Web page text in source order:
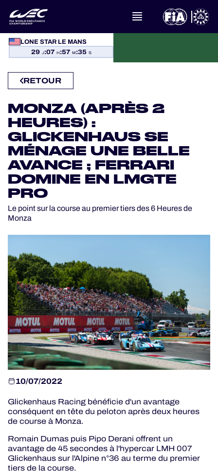
LONE STAR LE MANS
29 J:07 H:57 M:34 S
À PROPOS DU FIA WEC
ACTUALITÉS
CALENDRIER
CLASSEMENTS
RÉSULTATS
LA GRILLE
OÙ REGARDER
PROGRAMMES OFFICIELS
HOSPITALITÉS
BILLETTERIE
24H LEMANS
ELMS
MLMC
ALMS
RETOUR
MONZA (APRÈS 2
HEURES) :
GLICKENHAUS SE
MÉNAGE UNE BELLE
AVANCE ; FERRARI
DOMINE EN LMGTE
PRO
Le point sur la course au premier tiers des 6 Heures de
Monza
10/07/2022
Glickenhaus Racing bénéficie d'un avantage
conséquent en tête du peloton après deux heures
de course à Monza.
Romain Dumas puis Pipo Derani offrent un
avantage de 45 secondes à l'hypercar LMH 007
Glickenhaus sur l'Alpine n°36 au terme du premier
tiers de la course.